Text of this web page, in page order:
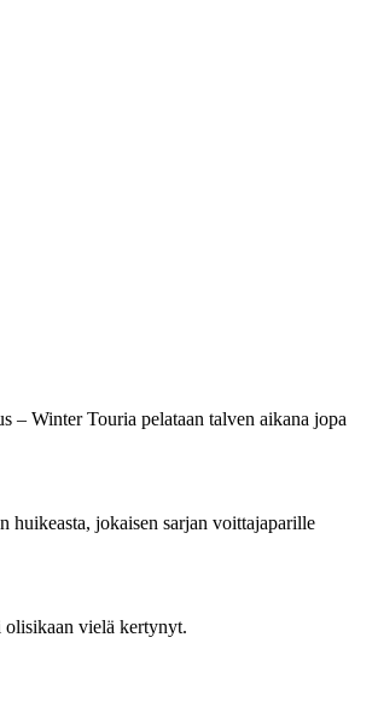
– Winter Touria pelataan talven aikana jopa
huikeasta, jokaisen sarjan voittajaparille
olisikaan vielä kertynyt.